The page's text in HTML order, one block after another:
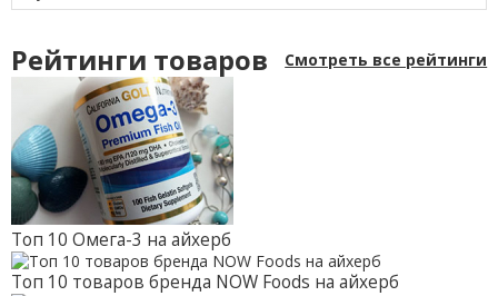
Рейтинги товаров Смотреть все рейтинги
Топ 10 Омега-3 на айхерб
Топ 10 товаров бренда NOW Foods на айхерб